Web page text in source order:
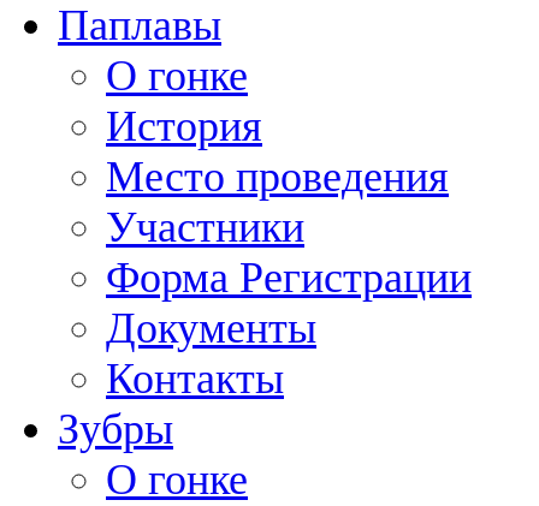
Паплавы
О гонке
История
Место проведения
Участники
Форма Регистрации
Документы
Контакты
Зубры
О гонке